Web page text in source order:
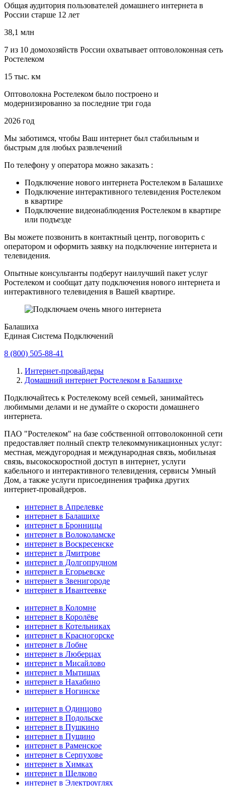
Общая аудитория пользователей домашнего интернета в
России старше 12 лет
38,1 млн
7 из 10 домохозяйств России охватывает оптоволоконная сеть
Ростелеком
15 тыс. км
Оптоволокна Ростелеком было построено и
модернизированно за последние три года
2026 год
Мы заботимся, чтобы Ваш интернет был стабильным и
быстрым для любых развлечений
По телефону у оператора можно заказать :
Подключение нового интернета Ростелеком в Балашихе
Подключение интерактивного телевидения Ростелеком
в квартире
Подключение видеонаблюдения Ростелеком в квартире
или подъезде
Вы можете позвонить в контактный центр, поговорить с
оператором и оформить заявку на подключение интернета и
телевидения.
Опытные консультанты подберут наилучший пакет услуг
Ростелеком и сообщат дату подключения нового интернета и
интерактивного телевидения в Вашей квартире.
Балашиха
Единая Система Подключений
8 (800) 505-88-41
Интернет-провайдеры
Домашний интернет Ростелеком в Балашихе
Подключайтесь к Ростелекому всей семьей, занимайтесь
любимыми делами и не думайте о скорости домашнего
интернета.
ПАО "Ростелеком" на базе собственной оптоволоконной сети
предоставляет полный спектр телекоммуникационных услуг:
местная, междугородная и международная связь, мобильная
связь, высокоскоростной доступ в интернет, услуги
кабельного и интерактивного телевидения, сервисы Умный
Дом, а также услуги присоединения трафика других
интернет-провайдеров.
интернет в Апрелевке
интернет в Балашихе
интернет в Бронницы
интернет в Волоколамске
интернет в Воскресенске
интернет в Дмитрове
интернет в Долгопрудном
интернет в Егорьевске
интернет в Звенигороде
интернет в Ивантеевке
интернет в Коломне
интернет в Королёве
интернет в Котельниках
интернет в Красногорске
интернет в Лобне
интернет в Люберцах
интернет в Мисайлово
интернет в Мытищах
интернет в Нахабино
интернет в Ногинске
интернет в Одинцово
интернет в Подольске
интернет в Пушкино
интернет в Пущино
интернет в Раменское
интернет в Серпухове
интернет в Химках
интернет в Щелково
интернет в Электроуглях